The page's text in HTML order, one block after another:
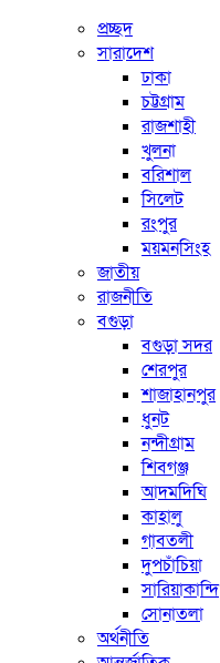
প্রচ্ছদ
সারাদেশ
ঢাকা
চট্টগ্রাম
রাজশাহী
খুলনা
বরিশাল
সিলেট
রংপুর
ময়মনসিংহ
জাতীয়
রাজনীতি
বগুড়া
বগুড়া সদর
শেরপুর
শাজাহানপুর
ধুনট
নন্দীগ্রাম
শিবগঞ্জ
আদমদিঘি
কাহালু
গাবতলী
দুপচাঁচিয়া
সারিয়াকান্দি
সোনাতলা
অর্থনীতি